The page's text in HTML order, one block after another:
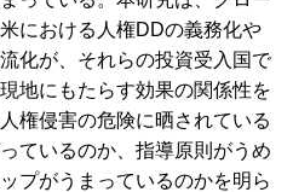
における人権DDの義務化や
化が、それらの投資受入国で
地にもたらす効果の関係性を
権侵害の危険に晒されている
ているのか、指導原則がうめ
プがうまっているのかを明ら